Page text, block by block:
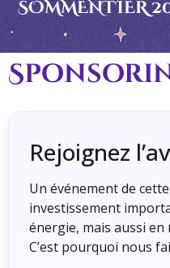
SOMMENTIER
Rejoignez
Un événement de
investissement
énergie, mais aussi
C’est pourquoi nous